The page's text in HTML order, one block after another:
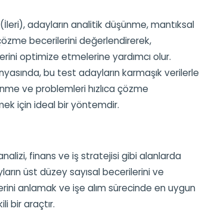
adayların analitik düşünme, mantıksal
becerilerini değerlendirerek,
optimize etmelerine yardımcı olur.
bu test adayların karmaşık verilerle
ve problemleri hızlıca çözme
için ideal bir yöntemdir.
finans ve iş stratejisi gibi alanlarda
üst düzey sayısal becerilerini ve
anlamak ve işe alım sürecinde en uygun
bir araçtır.